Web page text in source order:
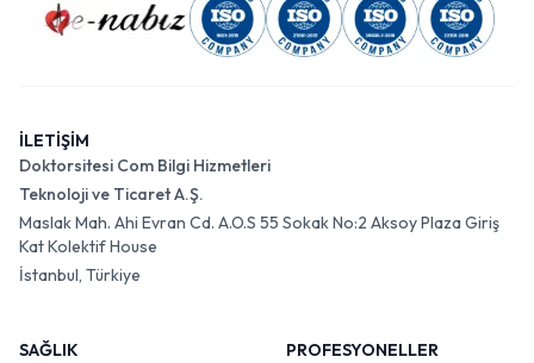
İLETİŞİM
Doktorsitesi Com Bilgi Hizmetleri
Teknoloji ve Ticaret A.Ş.
Maslak Mah. Ahi Evran Cd. A.O.S 55 Sokak No:2 Aksoy Plaza Giriş
Kat Kolektif House
İstanbul, Türkiye
SAĞLIK
PROFESYONELLER